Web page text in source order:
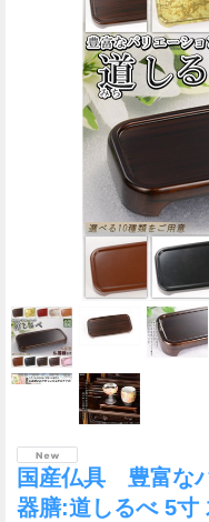
国産仏具 豊富な
器膳:道しるべ 5寸